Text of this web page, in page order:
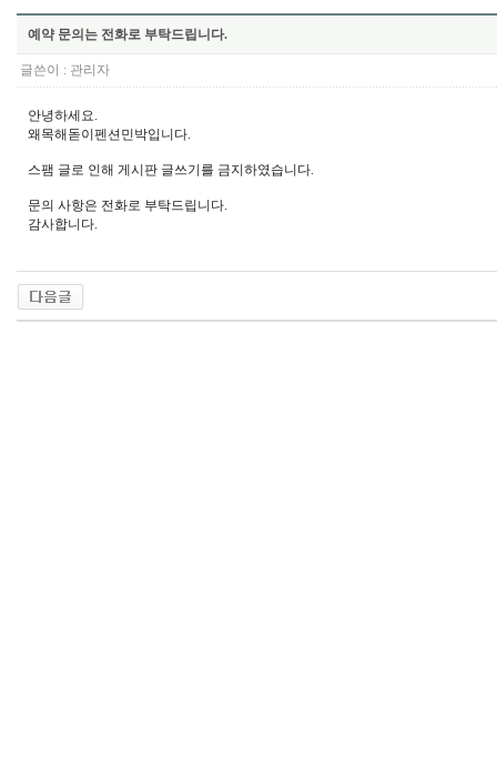
예약 문의는 전화로 부탁드립니다.
글쓴이 : 관리자
안녕하세요.
왜목해돋이펜션민박입니다.
스팸 글로 인해 게시판 글쓰기를 금지하였습니다.
문의 사항은 전화로 부탁드립니다.
감사합니다.